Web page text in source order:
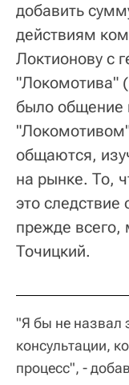
добавить
действиям
Локтионову с
"Локомотива"
было общение
общаются,
на рынке. То,
это следствие
прежде всего,
Точицкий.
"Я бы не назвал
консультации,
процесс", -